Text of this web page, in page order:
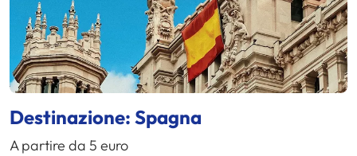
Destinazione: Spagna
A partire da 5 euro